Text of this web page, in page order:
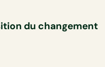
du changement